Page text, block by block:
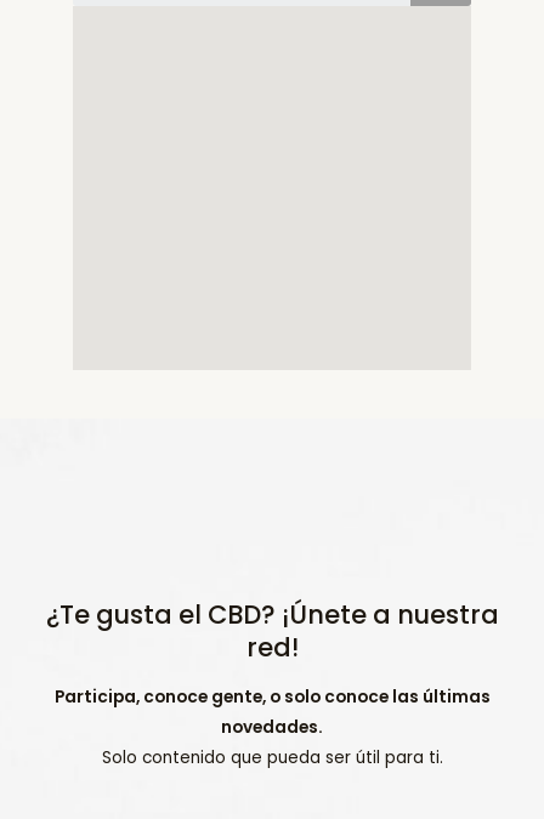
¿Te gusta el CBD? ¡Únete a nuestra
red!
Participa, conoce gente, o solo conoce las últimas
novedades.
Solo contenido que pueda ser útil para ti.